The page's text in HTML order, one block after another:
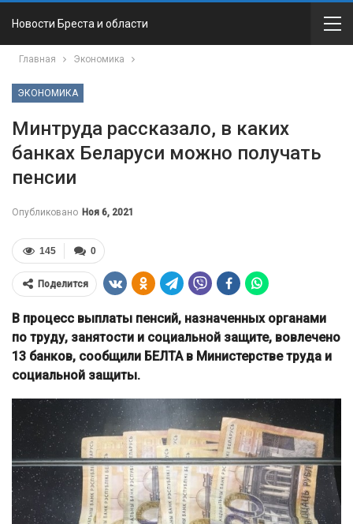
Новости Бреста и области
Главная Экономика
ЭКОНОМИКА
Минтруда рассказало, в каких
банках Беларуси можно получать
пенсии
Опубликовано Ноя 6, 2021
0
145
Поделится
В процесс выплаты пенсий, назначенных органами
по труду, занятости и социальной защите, вовлечено
13 банков, сообщили БЕЛТА в Министерстве труда и
социальной защиты.